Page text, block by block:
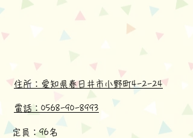
住所：愛知県春日井市小野町4-2-24
電話：0568-90-8993
定員：96名